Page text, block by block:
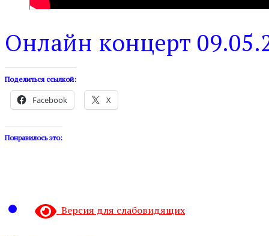
Онлайн концерт
Поделиться ссылкой:
Facebook X
Понравилось это:
Версия для слабовидящих